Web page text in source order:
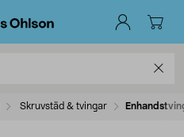
Skruvstäd & tvingar